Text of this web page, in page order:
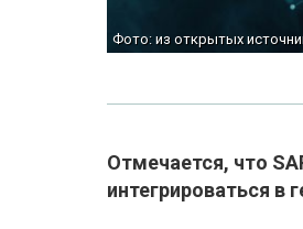
Фото: из открытых
Отмечается, что
интегрироваться в